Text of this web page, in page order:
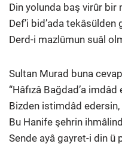
Din yolunda baş virûr bir
Def’i bid’ada tekâsülden
Derd-i mazlûmun suâl
Sultan Murad buna
“Hâfızâ Bağdad’a
Bizden istimdâd
Bu Hanife şehrin
Sende ayâ gayret-i din ü